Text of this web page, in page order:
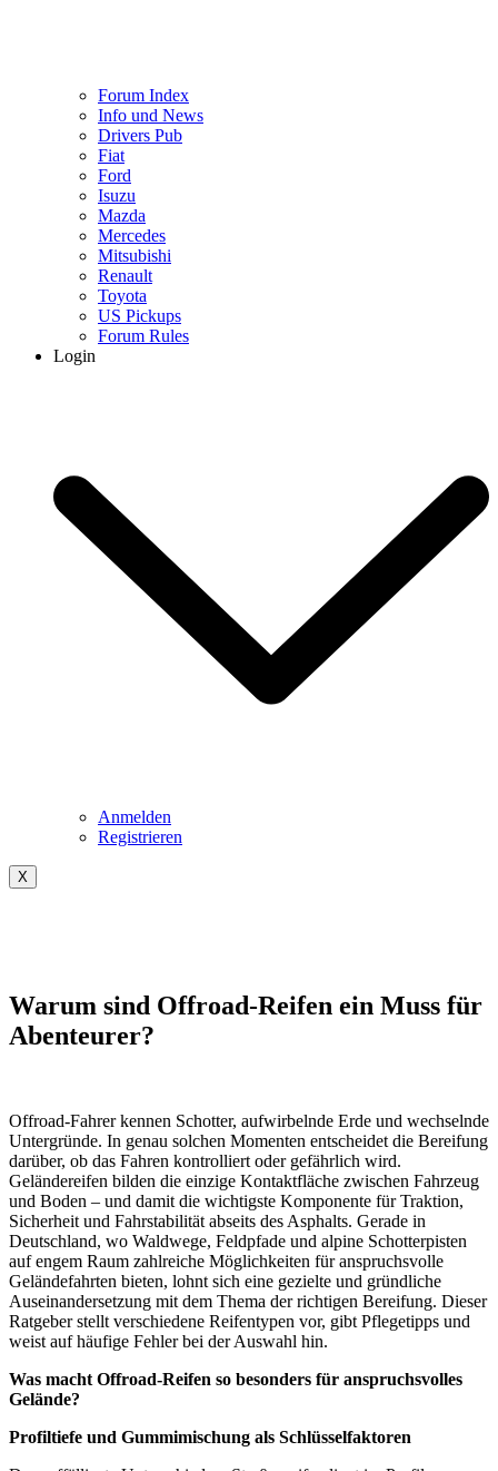
Forum Index
Info und News
Drivers Pub
Fiat
Ford
Isuzu
Mazda
Mercedes
Mitsubishi
Renault
Toyota
US Pickups
Forum Rules
Login
Anmelden
Registrieren
X
Warum sind Offroad-Reifen ein Muss für
Abenteurer?
Offroad-Fahrer kennen Schotter, aufwirbelnde Erde und wechselnde
Untergründe. In genau solchen Momenten entscheidet die Bereifung
darüber, ob das Fahren kontrolliert oder gefährlich wird.
Geländereifen bilden die einzige Kontaktfläche zwischen Fahrzeug
und Boden – und damit die wichtigste Komponente für Traktion,
Sicherheit und Fahrstabilität abseits des Asphalts. Gerade in
Deutschland, wo Waldwege, Feldpfade und alpine Schotterpisten
auf engem Raum zahlreiche Möglichkeiten für anspruchsvolle
Geländefahrten bieten, lohnt sich eine gezielte und gründliche
Auseinandersetzung mit dem Thema der richtigen Bereifung. Dieser
Ratgeber stellt verschiedene Reifentypen vor, gibt Pflegetipps und
weist auf häufige Fehler bei der Auswahl hin.
Was macht Offroad-Reifen so besonders für anspruchsvolles
Gelände?
Profiltiefe und Gummimischung als Schlüsselfaktoren